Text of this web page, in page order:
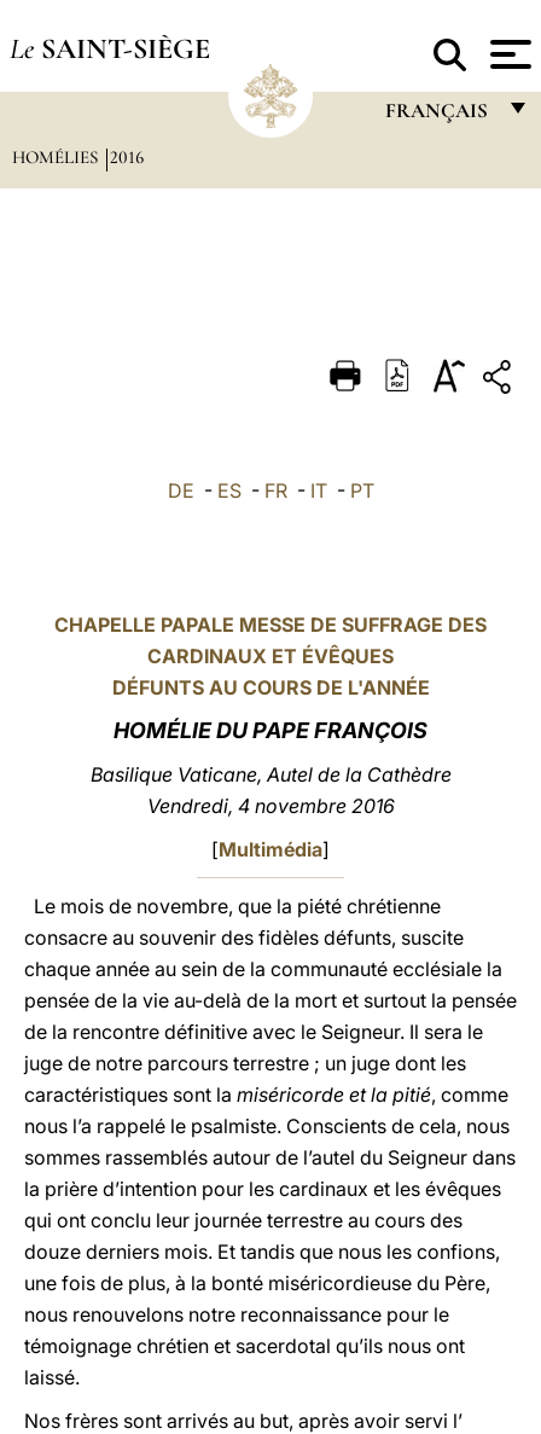
Le SAINT-SIÈGE
FRANÇAIS
DEUTSCH
HOMÉLIES 2016
DE - ES- FR- IT- PT
CHAPELLE PAPALE MESSE DE SUFFRAGE DES
CARDINAUX ET ÉVÊQUES
DÉFUNTS AU COURS DE L'ANNÉE
HOMÉLIE DU PAPE FRANÇOIS
Basilique Vaticane, Autel de la Cathèdre
Vendredi, 4 novembre 2016
[Multimédia]
Le mois de novembre, que la piété chrétienne
consacre au souvenir des fidèles défunts, suscite
chaque année au sein de la communauté ecclésiale la
pensée de la vie au-delà de la mort et surtout la pensée
de la rencontre définitive avec le Seigneur. Il sera le
juge de notre parcours terrestre ; un juge dont les
caractéristiques sont la miséricorde et la pitié, comme
nous l’a rappelé le psalmiste. Conscients de cela, nous
sommes rassemblés autour de l’autel du Seigneur dans
la prière d’intention pour les cardinaux et les évêques
qui ont conclu leur journée terrestre au cours des
douze derniers mois. Et tandis que nous les confions,
une fois de plus, à la bonté miséricordieuse du Père,
nous renouvelons notre reconnaissance pour le
témoignage chrétien et sacerdotal qu’ils nous ont
laissé.
Nos frères sont arrivés au but, après avoir servi l’